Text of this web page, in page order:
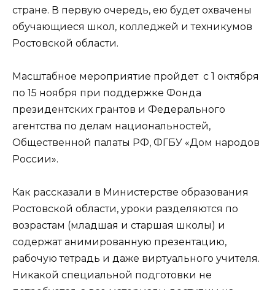
стране. В первую очередь, ею будет охвачены
обучающиеся школ, колледжей и техникумов
Ростовской области.
Масштабное мероприятие пройдет с 1 октября
по 15 ноября при поддержке Фонда
президентских грантов и Федерального
агентства по делам национальностей,
Общественной палаты РФ, ФГБУ «Дом народов
России».
Как рассказали в Министерстве образования
Ростовской области, уроки разделяются по
возрастам (младшая и старшая школы) и
содержат анимированную презентацию,
рабочую тетрадь и даже виртуального учителя.
Никакой специальной подготовки не